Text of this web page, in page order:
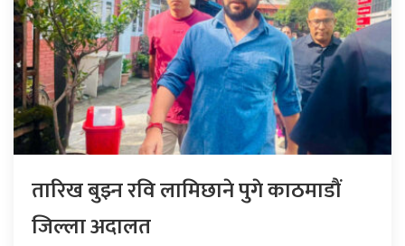
तारिख बुझ्न रवि लामिछाने पुगे काठमाडौं
जिल्ला अदालत